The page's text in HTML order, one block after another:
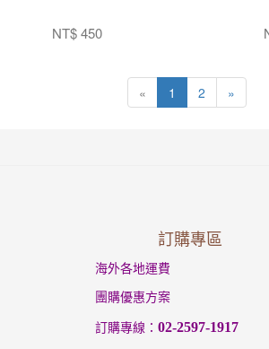
NT$ 450
« 1 2 »
訂購專區
海外各地運費
團購優惠方案
訂購專線： 02-2597-1917